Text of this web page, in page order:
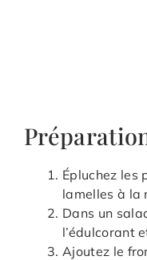
Épluchez les
lamelles à la
Dans un
l’édulcorant
Ajoutez le